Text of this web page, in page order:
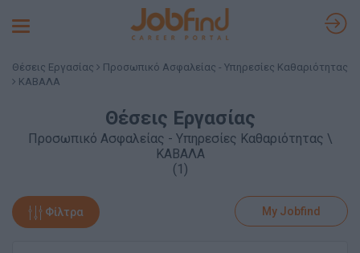
Toggle
Θέσεις Εργασίας
Προσωπικό Ασφαλείας - Υπηρεσίες Καθαριότητας
ΚΑΒΑΛΑ
Θέσεις Εργασίας
Προσωπικό Ασφαλείας - Υπηρεσίες Καθαριότητας \
ΚΑΒΑΛΑ
(1)
Φίλτρα My Jobfind